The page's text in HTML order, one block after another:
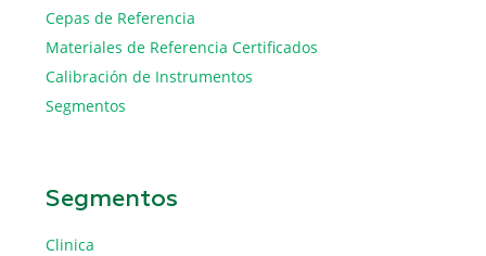
Cepas de Referencia
Materiales de Referencia Certificados
Calibración de Instrumentos
Segmentos
Segmentos
Clinica